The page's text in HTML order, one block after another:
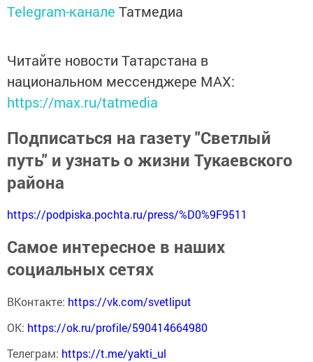
Telegram-канале Татмедиа
Читайте новости Татарстана в
национальном мессенджере MАХ:
https://max.ru/tatmedia
Подписаться на газету "Светлый
путь" и узнать о жизни Тукаевского
района
https://podpiska.pochta.ru/press/%D0%9F9511
Самое интересное в наших
социальных сетях
ВКонтакте: https://vk.com/svetliput
ОК: https://ok.ru/profile/590414664980
Телеграм: https://t.me/yakti_ul